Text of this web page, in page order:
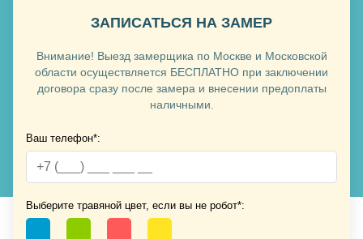
Хочу такую
Хочу такую
ЗАПИСАТЬСЯ НА ЗАМЕР
Внимание! Выезд замерщика по Москве и Московской
области осуществляется БЕСПЛАТНО при заключении
договора сразу после замера и внесении предоплаты
наличными.
Ваш телефон*:
Выберите травяной цвет, если вы не робот*: